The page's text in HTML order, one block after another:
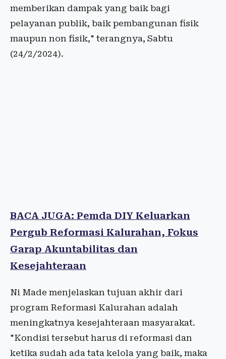
memberikan dampak yang baik bagi
pelayanan publik, baik pembangunan fisik
maupun non fisik," terangnya, Sabtu
(24/2/2024).
BACA JUGA: Pemda DIY Keluarkan
Pergub Reformasi Kalurahan, Fokus
Garap Akuntabilitas dan
Kesejahteraan
Ni Made menjelaskan tujuan akhir dari
program Reformasi Kalurahan adalah
meningkatnya kesejahteraan masyarakat.
"Kondisi tersebut harus di reformasi dan
ketika sudah ada tata kelola yang baik, maka